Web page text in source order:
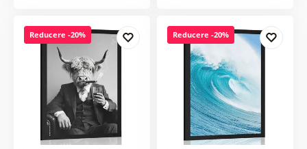
Reducere -20% Reducere -20%